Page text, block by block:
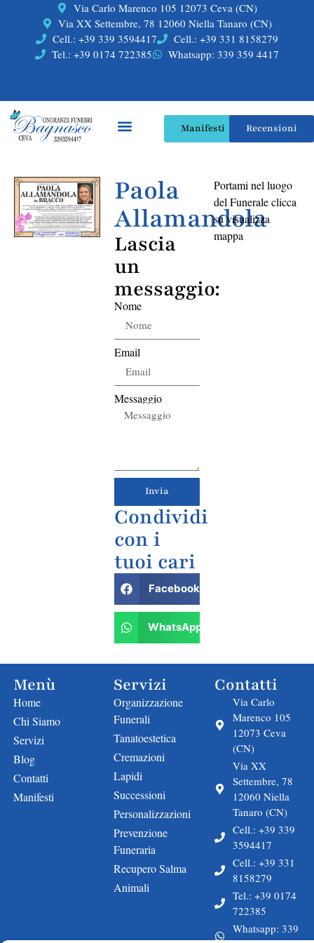
Via Carlo Marenco 105 12073 Ceva (CN)
Via XX Settembre, 78 12060 Niella Tanaro (CN)
Cell.: +39 339 3594417
Cell.: +39 331 8158279
Tel.: +39 0174 722385
Whatsapp: 339 359 4417
Manifesti Recensioni
Paola
Allamandola
Lascia
un
messaggio:
Nome
Email
Messaggio
Invia
Condividi
con i
tuoi cari
Facebook
WhatsApp
Portami nel luogo
del Funerale clicca
su visualizza
mappa
Menù
Home
Chi Siamo
Servizi
Blog
Contatti
Manifesti
Servizi
Organizzazione
Funerali
Tanatoestetica
Cremazioni
Lapidi
Successioni
Personalizzazioni
Prevenzione
Funeraria
Recupero Salma
Animali
Contatti
Via Carlo
Marenco 105
12073 Ceva
(CN)
Via XX
Settembre, 78
12060 Niella
Tanaro (CN)
Cell.: +39 339
3594417
Cell.: +39 331
8158279
Tel.: +39 0174
722385
Whatsapp: 339